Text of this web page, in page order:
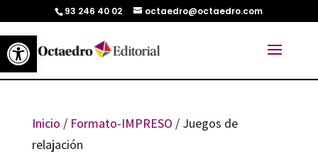
Abrir barra de herramientas
93 246 40 02 octaedro@octaedro.com
Inicio / Formato-IMPRESO / Juegos de
relajación